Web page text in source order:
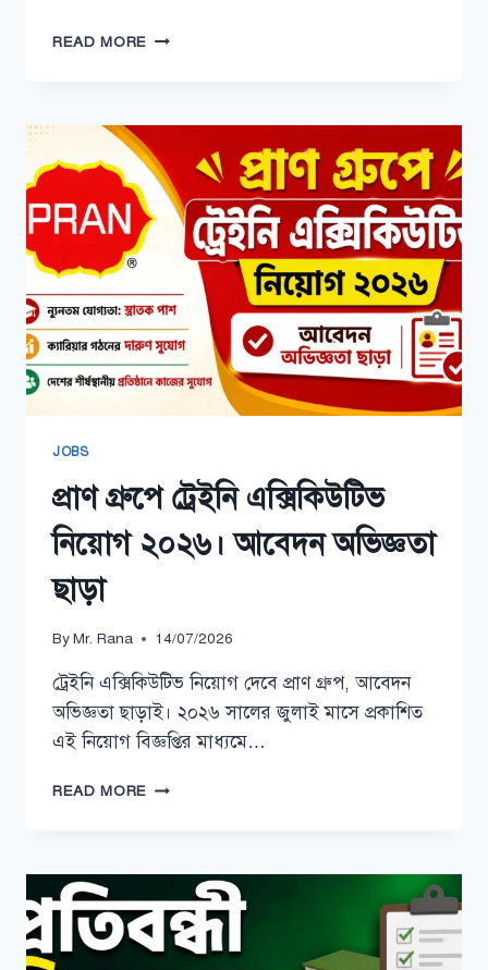
READ MORE আয়া
২০২৬
সালে
দায়িত্ব,
যোগ্যতা,
বেতন
JOBS
প্রাণ গ্রুপে ট্রেইনি এক্সিকিউটিভ
নিয়োগ ২০২৬। আবেদন অভিজ্ঞতা
ছাড়া
ByMr. Rana 14/07/2026
ট্রেইনি এক্সিকিউটিভ নিয়োগ দেবে প্রাণ গ্রুপ, আবেদন
অভিজ্ঞতা ছাড়াই। ২০২৬ সালের জুলাই মাসে প্রকাশিত
এই নিয়োগ বিজ্ঞপ্তির মাধ্যমে…
READ MORE প্রাণ
নিয়োগ
২০২৬।
আবেদন
অভিজ্ঞতা